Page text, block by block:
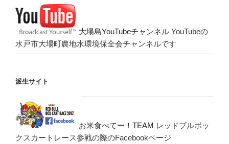
大場島YouTubeチャンネル YouTubeの
水戸市大場町農地水環境保全会チャンネルです
派生サイト
お米食べてー！TEAM レッドブルボッ
クスカートレース参戦の際のFacebookページ